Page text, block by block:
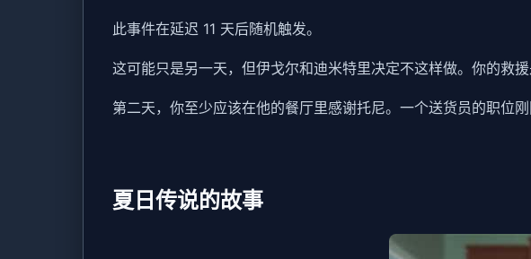
此事件在延迟 11 天后随机触发。
这可能只是另一天，但伊戈尔和迪米特里决定不这样做。你的救
第二天，你至少应该在他的餐厅里感谢托尼。一个送货员的职位
夏日传说的故事